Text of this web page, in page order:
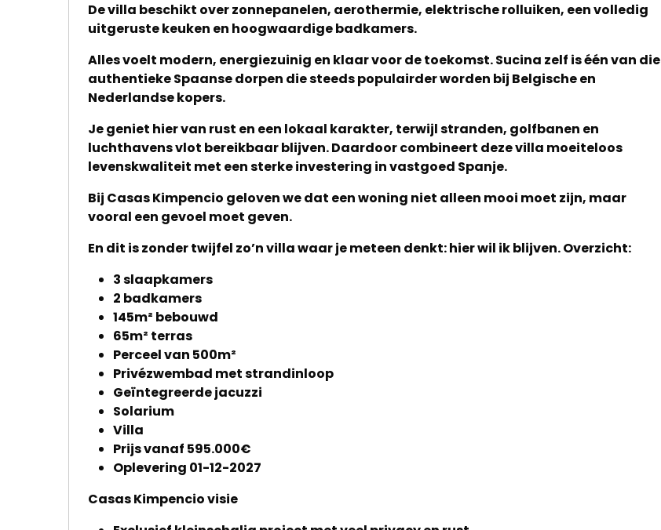
Contacteer
De villa beschikt over zonnepanelen, aerothermie, elektrische rolluiken, een volledig
uitgeruste keuken en hoogwaardige badkamers.
Alles voelt modern, energiezuinig en klaar voor de toekomst. Sucina zelf is één van die
authentieke Spaanse dorpen die steeds populairder worden bij Belgische en
Nederlandse kopers.
Je geniet hier van rust en een lokaal karakter, terwijl stranden, golfbanen en
luchthavens vlot bereikbaar blijven. Daardoor combineert deze villa moeiteloos
levenskwaliteit met een sterke investering in vastgoed Spanje.
Bij Casas Kimpencio geloven we dat een woning niet alleen mooi moet zijn, maar
vooral een gevoel moet geven.
En dit is zonder twijfel zo’n villa waar je meteen denkt: hier wil ik blijven. Overzicht:
3 slaapkamers
2 badkamers
145m² bebouwd
65m² terras
Perceel van 500m²
Privézwembad met strandinloop
Geïntegreerde jacuzzi
Solarium
Villa
Prijs vanaf 595.000€
Oplevering 01-12-2027
Casas Kimpencio visie